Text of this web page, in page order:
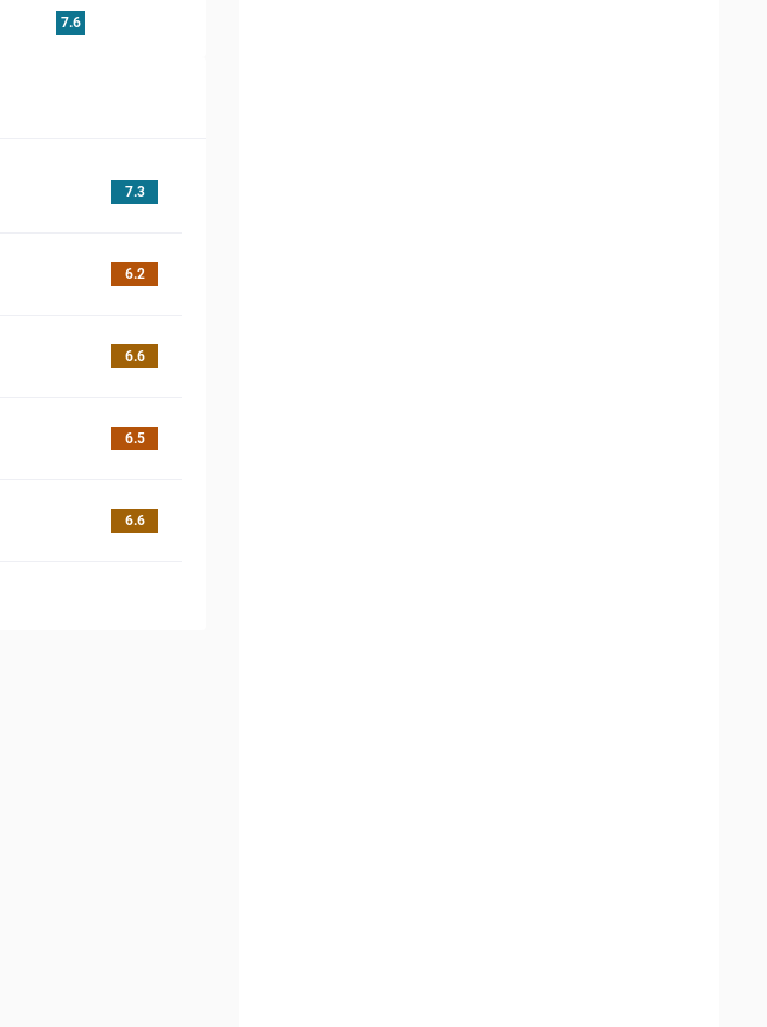
7.6
7.3
6.2
6.6
6.5
6.6